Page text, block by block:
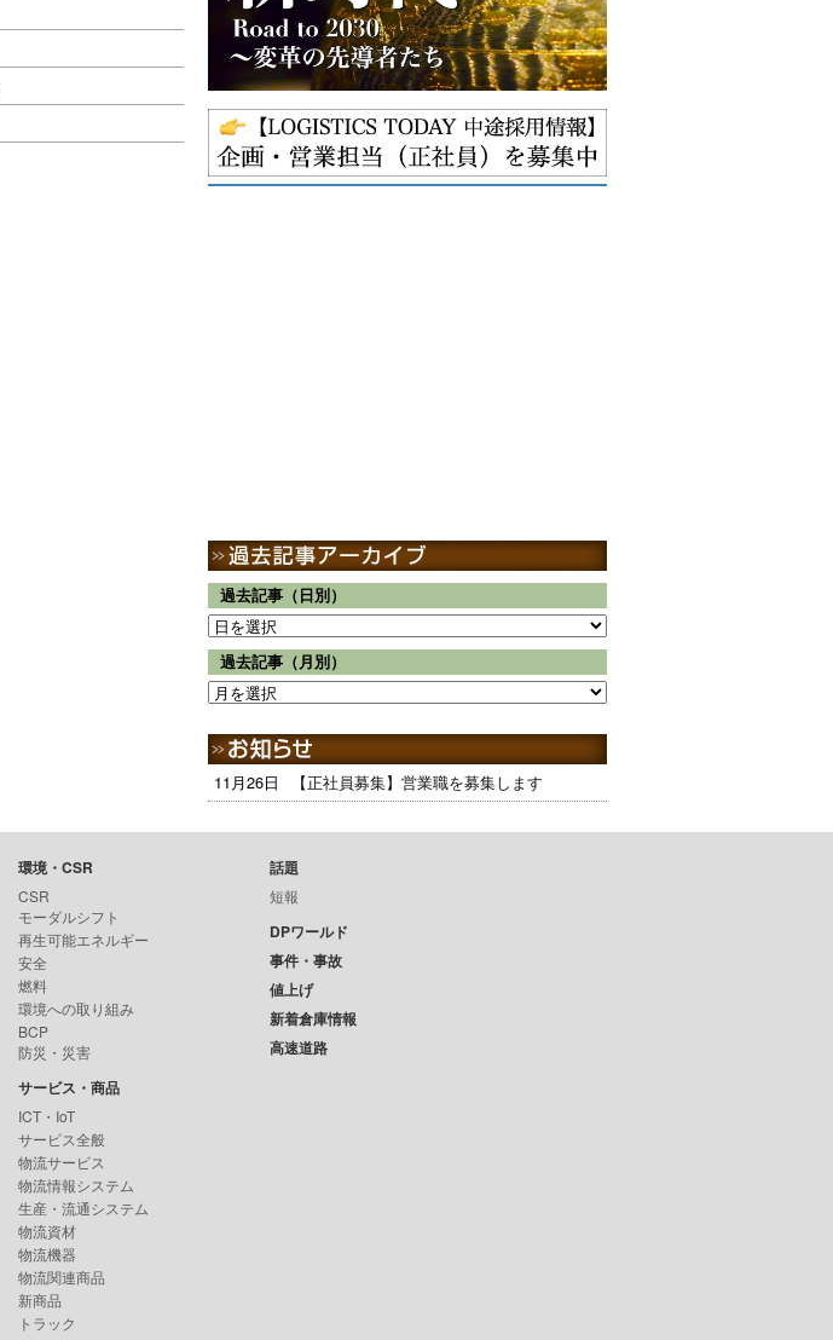
過去記事（日別）
過去記事（月別）
11月26日 【正社員募集】営業職を募集します
環境・CSR
CSR
モーダルシフト
再生可能エネルギー
安全
燃料
環境への取り組み
BCP
防災・災害
サービス・商品
ICT・IoT
サービス全般
物流サービス
物流情報システム
生産・流通システム
物流資材
物流機器
物流関連商品
新商品
トラック
話題
短報
DPワールド
事件・事故
値上げ
新着倉庫情報
高速道路